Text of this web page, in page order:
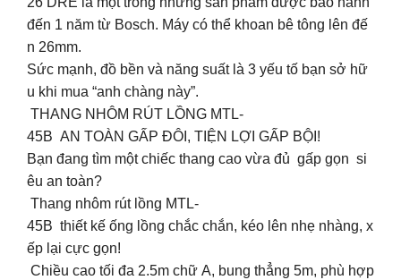
đến 1 năm từ Bosch. Máy có thể khoan bê tông lên đế
n 26mm.
Sức mạnh, đồ bền và năng suất là 3 yếu tố bạn sở hữ
u khi mua “anh chàng này”.
THANG NHÔM RÚT LỒNG MTL-
45B AN TOÀN GẤP ĐÔI, TIỆN LỢI GẤP BỘI!
Bạn đang tìm một chiếc thang cao vừa đủ gấp gọn si
êu an toàn?
Thang nhôm rút lồng MTL-
45B thiết kế ống lồng chắc chắn, kéo lên nhẹ nhàng, x
ếp lại cực gọn!
Chiều cao tối đa 2.5m chữ A, bung thẳng 5m, phù hợp